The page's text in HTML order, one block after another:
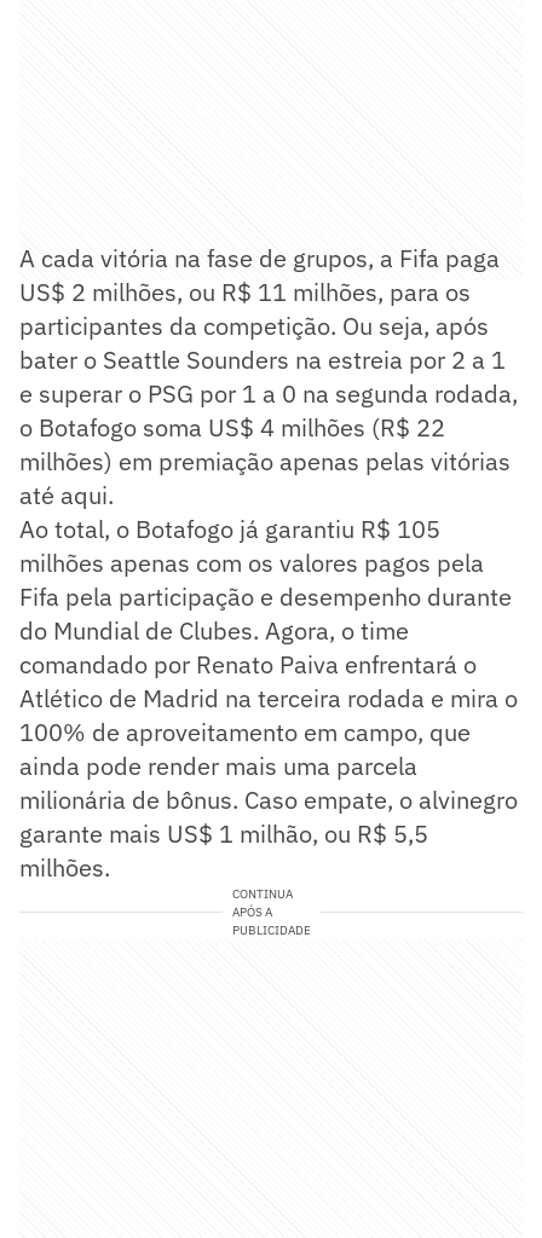
A cada vitória na fase de grupos, a Fifa paga
US$ 2 milhões, ou R$ 11 milhões, para os
participantes da competição. Ou seja, após
bater o Seattle Sounders na estreia por 2 a 1
e superar o PSG por 1 a 0 na segunda rodada,
o Botafogo soma US$ 4 milhões (R$ 22
milhões) em premiação apenas pelas vitórias
até aqui.
Ao total, o Botafogo já garantiu R$ 105
milhões apenas com os valores pagos pela
Fifa pela participação e desempenho durante
do Mundial de Clubes. Agora, o time
comandado por Renato Paiva enfrentará o
Atlético de Madrid na terceira rodada e mira o
100% de aproveitamento em campo, que
ainda pode render mais uma parcela
milionária de bônus. Caso empate, o alvinegro
garante mais US$ 1 milhão, ou R$ 5,5
milhões.
CONTINUA
APÓS A
PUBLICIDADE